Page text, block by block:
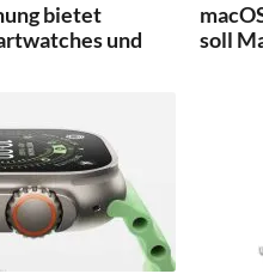
bietet
und
soll